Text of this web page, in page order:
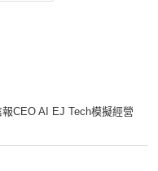
報CEO AI EJ Tech模擬經營